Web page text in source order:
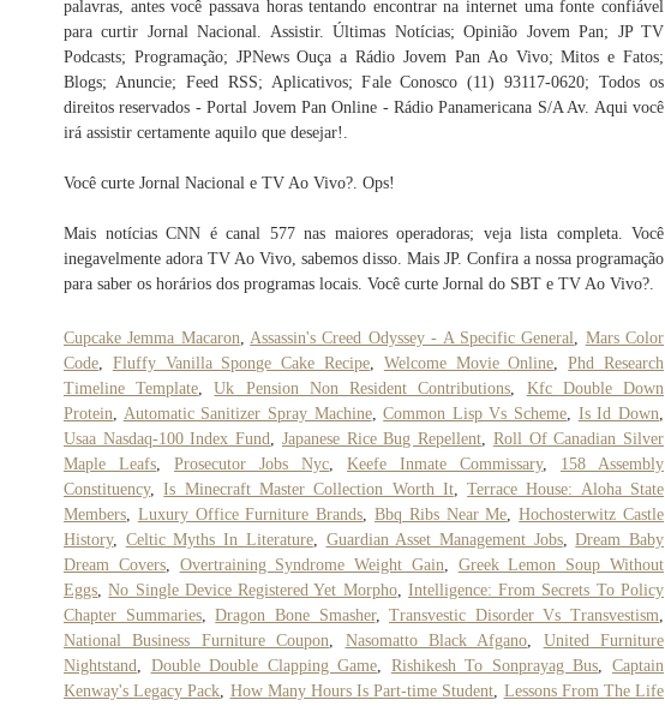
palavras, antes você passava horas tentando encontrar na internet uma fonte confiável
para curtir Jornal Nacional. Assistir. Últimas Notícias; Opinião Jovem Pan; JP TV
Podcasts; Programação; JPNews Ouça a Rádio Jovem Pan Ao Vivo; Mitos e Fatos;
Blogs; Anuncie; Feed RSS; Aplicativos; Fale Conosco (11) 93117-0620; Todos os
direitos reservados - Portal Jovem Pan Online - Rádio Panamericana S/A Av. Aqui você
irá assistir certamente aquilo que desejar!.
Você curte Jornal Nacional e TV Ao Vivo?. Ops!
Mais notícias CNN é canal 577 nas maiores operadoras; veja lista completa. Você
inegavelmente adora TV Ao Vivo, sabemos disso. Mais JP. Confira a nossa programação
para saber os horários dos programas locais. Você curte Jornal do SBT e TV Ao Vivo?.
Cupcake Jemma Macaron Assassin's Creed Odyssey - A Specific General
Mars Color
Code
Fluffy Vanilla Sponge Cake Recipe Welcome Movie Online ,Phd Research
Timeline Template ,Uk Pension Non Resident Contributions
Kfc Double Down
Protein
Automatic Sanitizer Spray Machine,Common Lisp Vs Scheme Is Id Down
Usaa Nasdaq-100 Index Fund
Japanese Rice Bug Repellent
Roll Of Canadian Silver
Maple Leafs
Prosecutor Jobs Nyc Keefe Inmate Commissary, 158 Assembly
Constituency,Is Minecraft Master Collection Worth It,Terrace House: Aloha State
Members
Luxury Office Furniture Brands ,Bbq Ribs Near Me ,Hochosterwitz Castle
History, Celtic Myths In Literature, Guardian Asset Management Jobs,Dream Baby
Dream Covers, Overtraining Syndrome Weight Gain
Greek Lemon Soup Without
Eggs ,No Single Device Registered Yet Morpho, Intelligence: From Secrets To Policy
Chapter Summaries,Dragon Bone Smasher,Transvestic Disorder Vs Transvestism
National Business Furniture Coupon
Nasomatto Black Afgano
United Furniture
Nightstand
Double Double Clapping Game Rishikesh To Sonprayag Bus ,Captain
Kenway's Legacy Pack How Many Hours Is Part-time Student Lessons From The Life